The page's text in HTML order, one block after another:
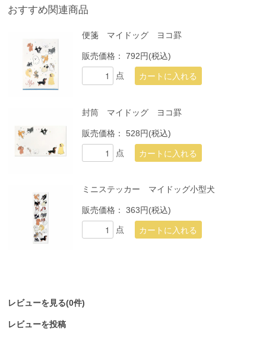
おすすめ関連商品
便箋 マイドッグ ヨコ罫
販売価格：792円(税込)
点
封筒 マイドッグ ヨコ罫
販売価格：528円(税込)
点
ミニステッカー マイドッグ小型犬
販売価格：363円(税込)
点
レビューを見る(0件)
レビューを投稿